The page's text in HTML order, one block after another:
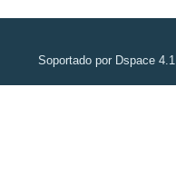
Soportado por Dspace 4.1